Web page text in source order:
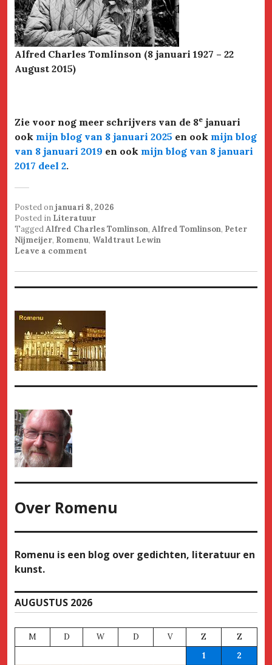
Alfred Charles Tomlinson (8 januari 1927 – 22
August 2015)
Zie voor nog meer schrijvers van de 8e januari
ook mijn blog van 8 januari 2025 en ook mijn blog
van 8 januari 2019 en ook mijn blog van 8 januari
2017 deel 2.
Posted onjanuari 8, 2026
Posted in Literatuur
TaggedAlfred Charles Tomlinson, Alfred Tomlinson, Peter
Nijmeijer, Romenu, Waldtraut Lewin
Leave a comment
Over Romenu
Romenu is een blog over gedichten, literatuur en
kunst.
AUGUSTUS 2026
M D W D V Z
Z
1
2